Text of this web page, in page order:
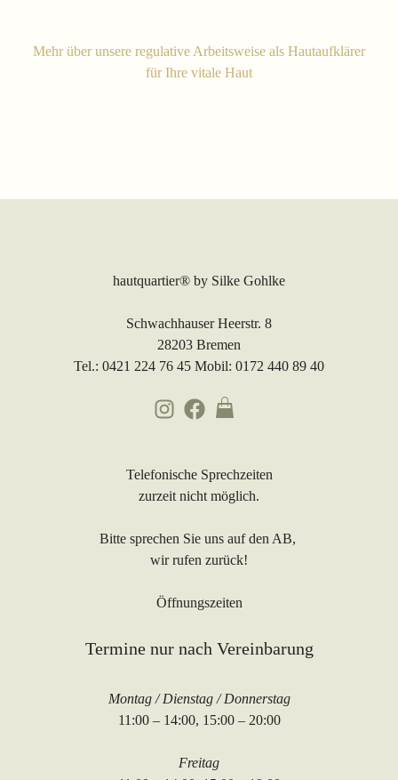
Mehr über unsere regulative Arbeitsweise als Hautaufklärer
für Ihre vitale Haut
hautquartier® by Silke Gohlke
Schwachhauser Heerstr. 8
28203 Bremen
Tel.: 0421 224 76 45 Mobil: 0172 440 89 40
Telefonische Sprechzeiten
zurzeit nicht möglich.
Bitte sprechen Sie uns auf den AB,
wir rufen zurück!
Öffnungszeiten
Termine nur nach Vereinbarung
Montag / Dienstag / Donnerstag
11:00 – 14:00, 15:00 – 20:00
Freitag